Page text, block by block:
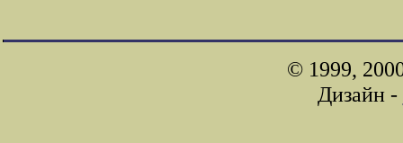
© 1999,
Дизайн -